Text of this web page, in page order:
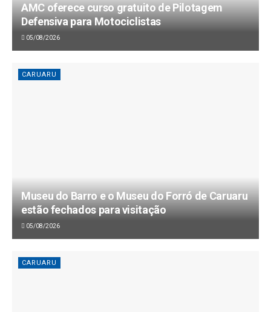
AMC oferece curso gratuito de Pilotagem
Defensiva para Motociclistas
05/08/2026
CARUARU
Museu do Barro e o Museu do Forró de Caruaru
estão fechados para visitação
05/08/2026
CARUARU